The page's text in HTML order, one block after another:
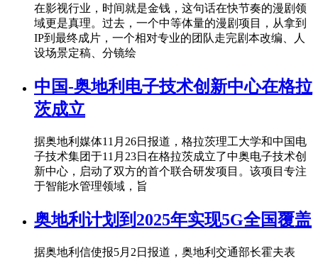
在影视行业，时间就是金钱，这句话在快节奏的漫剧领
域更是真理。过去，一个中等体量的漫剧项目，从拿到
IP到最终成片，一个相对专业的团队走完剧本改编、人
设场景定稿、分镜绘
中国-奥地利电子技术创新中心在格拉
茨成立
据奥地利媒体11月26日报道，格拉茨理工大学和中国电
子技术集团于11月23日在格拉茨成立了中奥电子技术创
新中心，启动了双方的首个联合研发项目。该项目专注
于智能水管理领域，旨
奥地利计划到2025年实现5G全国覆盖
据奥地利信使报5月2日报道，奥地利交通部长霍夫表